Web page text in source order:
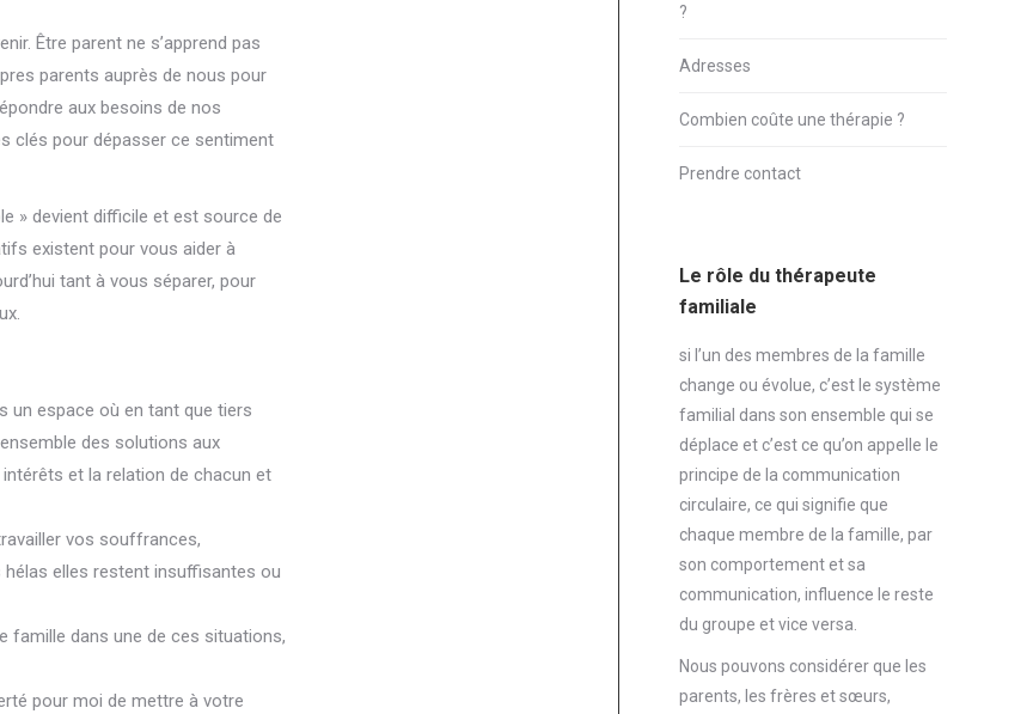
Être parent ne s’apprend pas
parents auprès de nous pour
aux besoins de nos
clés pour dépasser ce sentiment
» devient difficile et est source de
existent pour vous aider à
tant à vous séparer, pour
un espace où en tant que tiers
des solutions aux
et la relation de chacun et
vos souffrances,
elles restent insuffisantes ou
famille dans une de ces situations,
pour moi de mettre à votre
?
Adresses
Combien coûte une thérapie ?
Prendre contact
Le rôle du thérapeute
familiale
si l’un des membres de la famille
change ou évolue, c’est le système
familial dans son ensemble qui se
déplace et c’est ce qu’on appelle le
principe de la communication
circulaire, ce qui signifie que
chaque membre de la famille, par
son comportement et sa
communication, influence le reste
du groupe et vice versa.
Nous pouvons considérer que les
parents, les frères et sœurs,